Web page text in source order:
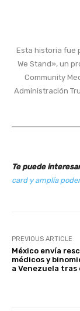
Esta historia fue
We Stand», un
Community
Administración
Te puede
card y amplía
PREVIOUS ARTICLE
México envía
médicos y
a Venezuela tras